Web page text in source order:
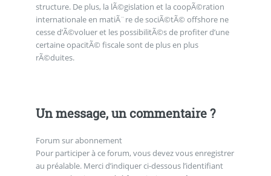
structure. De plus, la lÃ©gislation et la coopÃ©ration
internationale en matiÃ¨re de sociÃ©tÃ© offshore ne
cesse d’Ã©voluer et les possibilitÃ©s de profiter d’une
certaine opacitÃ© fiscale sont de plus en plus
rÃ©duites.
Un message, un commentaire ?
Forum sur abonnement
Pour participer à ce forum, vous devez vous enregistrer
au préalable. Merci d’indiquer ci-dessous l’identifiant